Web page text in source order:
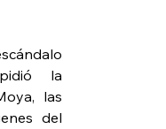
la
las
del